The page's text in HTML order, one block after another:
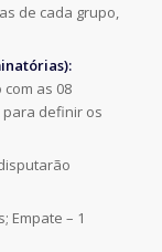
de cada grupo,
as 08
definir os
Empate – 1